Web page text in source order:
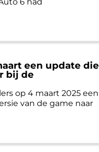
een update die
bij de
op 4 maart 2025 een
van de game naar